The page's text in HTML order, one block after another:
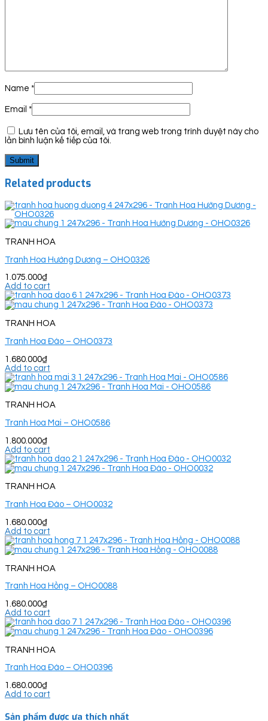
Name *
Email *
Lưu tên của tôi, email, và trang web trong trình duyệt này cho
lần bình luận kế tiếp của tôi.
Related products
TRANH HOA
Tranh Hoa Hướng Dương – OHO0326
1.075.000₫
Add to cart
TRANH HOA
Tranh Hoa Đào – OHO0373
1.680.000₫
Add to cart
TRANH HOA
Tranh Hoa Mai – OHO0586
1.800.000₫
Add to cart
TRANH HOA
Tranh Hoa Đào – OHO0032
1.680.000₫
Add to cart
TRANH HOA
Tranh Hoa Hồng – OHO0088
1.680.000₫
Add to cart
TRANH HOA
Tranh Hoa Đào – OHO0396
1.680.000₫
Add to cart
Sản phẩm được ưa thích nhất